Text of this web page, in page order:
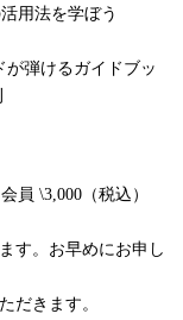
用法を学ぼう
弾けるガイドブッ
員 \3,000 （税込）
す。お早めにお申し
だきます。